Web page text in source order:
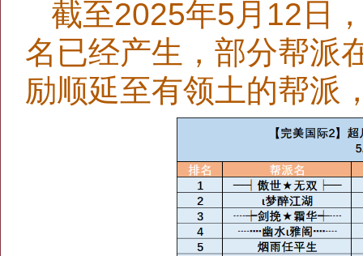
截至2025年5月12日
名已经产生，部分帮派
励顺延至有领土的帮派